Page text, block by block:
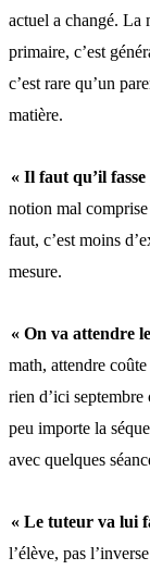
actuel a changé. La
primaire, c’est
c’est rare qu’un
matière.
« Il faut qu’il fasse
notion mal
faut, c’est moins
mesure.
« On va attendre
math, attendre
rien d’ici
peu importe la
avec quelques
« Le tuteur va lui
l’élève, pas